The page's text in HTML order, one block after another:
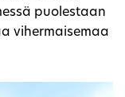
puolestaan
vihermaisemaa